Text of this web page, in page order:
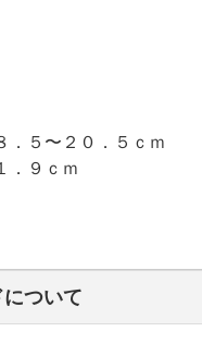
．５〜２０．５ｃｍ
．９ｃｍ
ドトーンコート（共通）
ついて